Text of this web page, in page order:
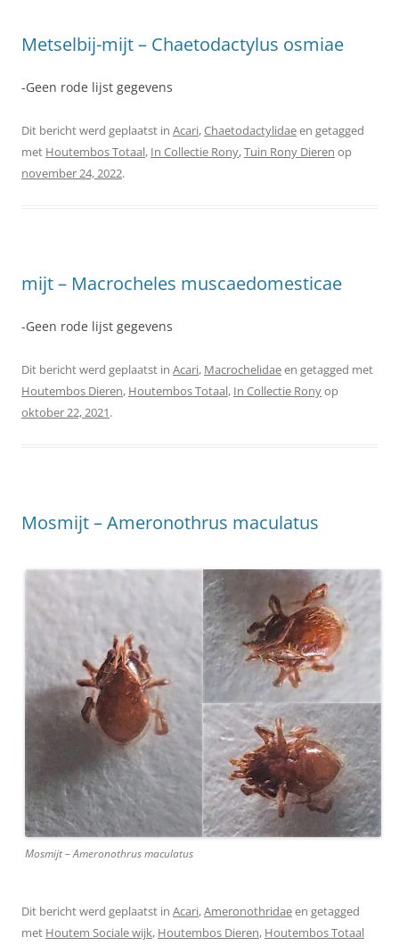
Metselbij-mijt – Chaetodactylus osmiae
-Geen rode lijst gegevens
Dit bericht werd geplaatst in Acari,Chaetodactylidaeen getagged
met Houtembos Totaal, In Collectie Rony,Tuin Rony Dieren op
november 24, 2022.
mijt – Macrocheles muscaedomesticae
-Geen rode lijst gegevens
Dit bericht werd geplaatst in Acari, Macrochelidaeen getagged met
Houtembos Dieren, Houtembos Totaal, In Collectie Ronyop
oktober 22, 2021.
Mosmijt – Ameronothrus maculatus
Mosmijt – Ameronothrus maculatus
Dit bericht werd geplaatst in Acari,Ameronothridaeen getagged
met Houtem Sociale wijk, Houtembos Dieren, Houtembos Totaal